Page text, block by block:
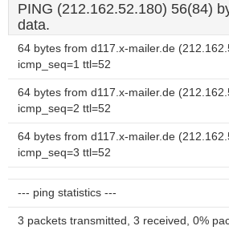
PING (212.162.52.180) 56(84)
data.
64 bytes from d117.x-mailer.de
icmp_seq=1 ttl=52
64 bytes from d117.x-mailer.de
icmp_seq=2 ttl=52
64 bytes from d117.x-mailer.de
icmp_seq=3 ttl=52
--- ping statistics ---
3 packets transmitted, 3 received, 0%